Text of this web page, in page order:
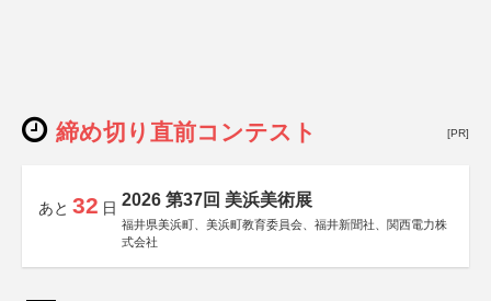
締め切り直前コンテスト [PR]
あと 32 日 2026 第37回 美浜美術展
福井県美浜町、美浜町教育委員会、福井新聞社、関西電力株
式会社